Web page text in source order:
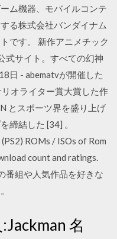
ム機器、モバイルコンテ
る株式会社バンダイナム
です。 新作アニメチック
式サイト。すべての幻神
日 - abematvが開催した
オライター賞大賞した作
とスポーツ界を盛り上げ
締結した [34] 。
ROMs / ISOs of Rom
count and ratings.
番組や人気作品を好きな
名